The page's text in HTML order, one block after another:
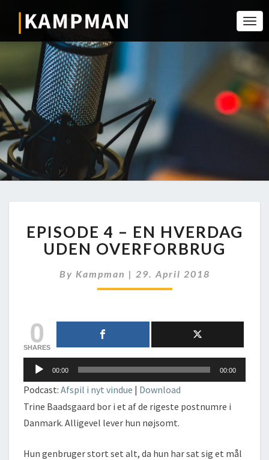
4
–
EN
HVERDAG
EPISODE 4 – EN HVERDAG
UDEN OVERFORBRUG
By Kampman | 29. April 2018
0
SHARES
Lydafspiller
00:00 00:00
Podcast: Afspil i nyt vindue | Download
Trine Baadsgaard bor i et af de rigeste postnumre i
Danmark. Alligevel lever hun nøjsomt.
Hun genbruger stort set alt, da hun har sat sig et mål